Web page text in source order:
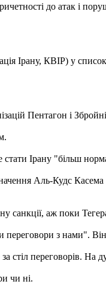
до атак
Ірану, КВІР) у
Пентагон і
Ірану "більш
Аль-Кудс Касема
санкції, аж поки
переговори з нами".
стіл переговорів. На
чи ні.